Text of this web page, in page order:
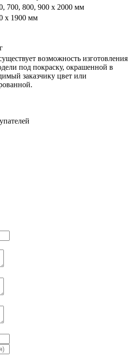
700, 800, 900 x 2000 мм
х 1900 мм
возможность изготовления
под покраску, окрашенной в
заказчику цвет или